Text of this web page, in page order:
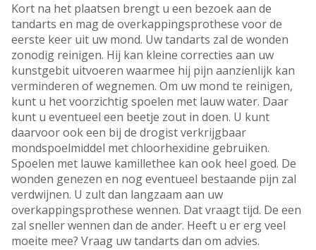
Kort na het plaatsen brengt u een bezoek aan de
tandarts en mag de overkappingsprothese voor de
eerste keer uit uw mond. Uw tandarts zal de wonden
zonodig reinigen. Hij kan kleine correcties aan uw
kunstgebit uitvoeren waarmee hij pijn aanzienlijk kan
verminderen of wegnemen. Om uw mond te reinigen,
kunt u het voorzichtig spoelen met lauw water. Daar
kunt u eventueel een beetje zout in doen. U kunt
daarvoor ook een bij de drogist verkrijgbaar
mondspoelmiddel met chloorhexidine gebruiken.
Spoelen met lauwe kamillethee kan ook heel goed. De
wonden genezen en nog eventueel bestaande pijn zal
verdwijnen. U zult dan langzaam aan uw
overkappingsprothese wennen. Dat vraagt tijd. De een
zal sneller wennen dan de ander. Heeft u er erg veel
moeite mee? Vraag uw tandarts dan om advies.